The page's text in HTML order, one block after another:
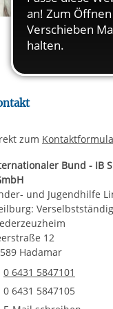
setzen wir
zum
Bund - IB
und Jugendhilfe
12
Hadamar
0 6431 5847101
0 6431 5847105